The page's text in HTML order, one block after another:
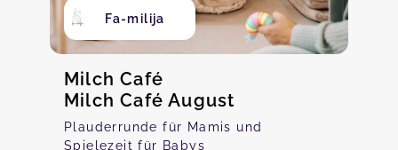
Fa-milija
Milch Café
Milch Café August
Plauderrunde für Mamis und
Spielezeit für Babys